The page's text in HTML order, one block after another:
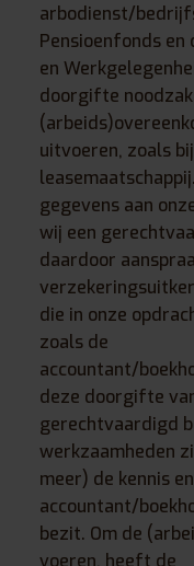
arbodienst/
Pensioenfonds en
en
doorgifte
uitvoeren, zoals
gegevens aan
wij een
daardoor
die in onze
zoals de
accountant/
deze doorgifte
gerechtvaardigd
werkzaamheden
meer) de kennis
accountant/
bezit. Om de
voeren, heeft de